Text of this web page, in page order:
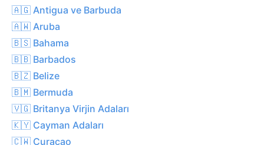
🇦🇬 Antigua ve Barbuda
🇦🇼 Aruba
🇧🇸 Bahama
🇧🇧 Barbados
🇧🇿 Belize
🇧🇲 Bermuda
🇻🇬 Britanya Virjin Adaları
🇰🇾 Cayman Adaları
🇨🇼 Curaçao